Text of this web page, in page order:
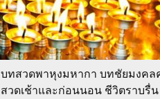
บทสวดพาหุงมหากา บทชัยมงคล
สวดเช้าและก่อนนอน ชีวิตราบรื่น